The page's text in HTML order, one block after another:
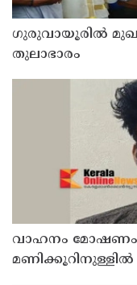
ഗുരുവായൂരിൽ
തുലാഭാരം
വാഹനം മോഷണം;
മണിക്കൂറിനുള്ളിൽ